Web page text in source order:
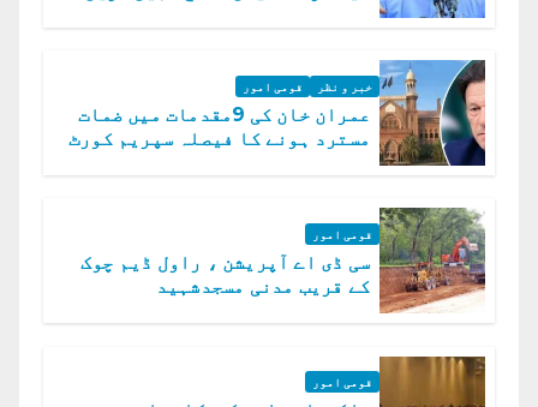
خبر و نظر قومی امور
عمران خان کی 9مقدمات میں ضمات
مسترد ہونے کا فیصلہ سپریم کورٹ
قومی امور
سی ڈی اے آپریشن ، راول ڈیم چوک
کے قریب مدنی مسجدشہید
قومی امور